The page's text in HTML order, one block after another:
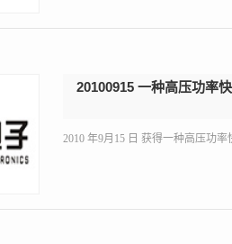
20100915 一种高压功率
2010 年9月15 日 获得一种高压功